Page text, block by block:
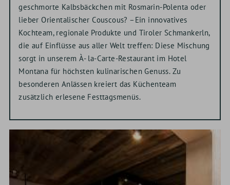
geschmorte Kalbsbäckchen mit Rosmarin-Polenta oder
lieber Orientalischer Couscous? –Ein innovatives
Kochteam, regionale Produkte und Tiroler Schmankerln,
die auf Einflüsse aus aller Welt treffen: Diese Mischung
sorgt in unserem À- la-Carte-Restaurant im Hotel
Montana für höchsten kulinarischen Genuss. Zu
besonderen Anlässen kreiert das Küchenteam
zusätzlich erlesene Festtagsmenüs.